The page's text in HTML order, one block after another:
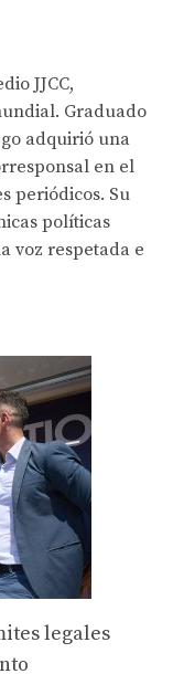
JJCC,
Graduado
adquirió una
en el
periódicos. Su
políticas
voz respetada e
legales